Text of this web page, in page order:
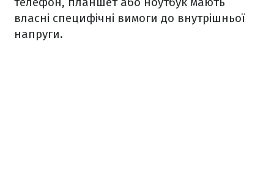
власні специфічні вимоги до внутрішньої
напруги.